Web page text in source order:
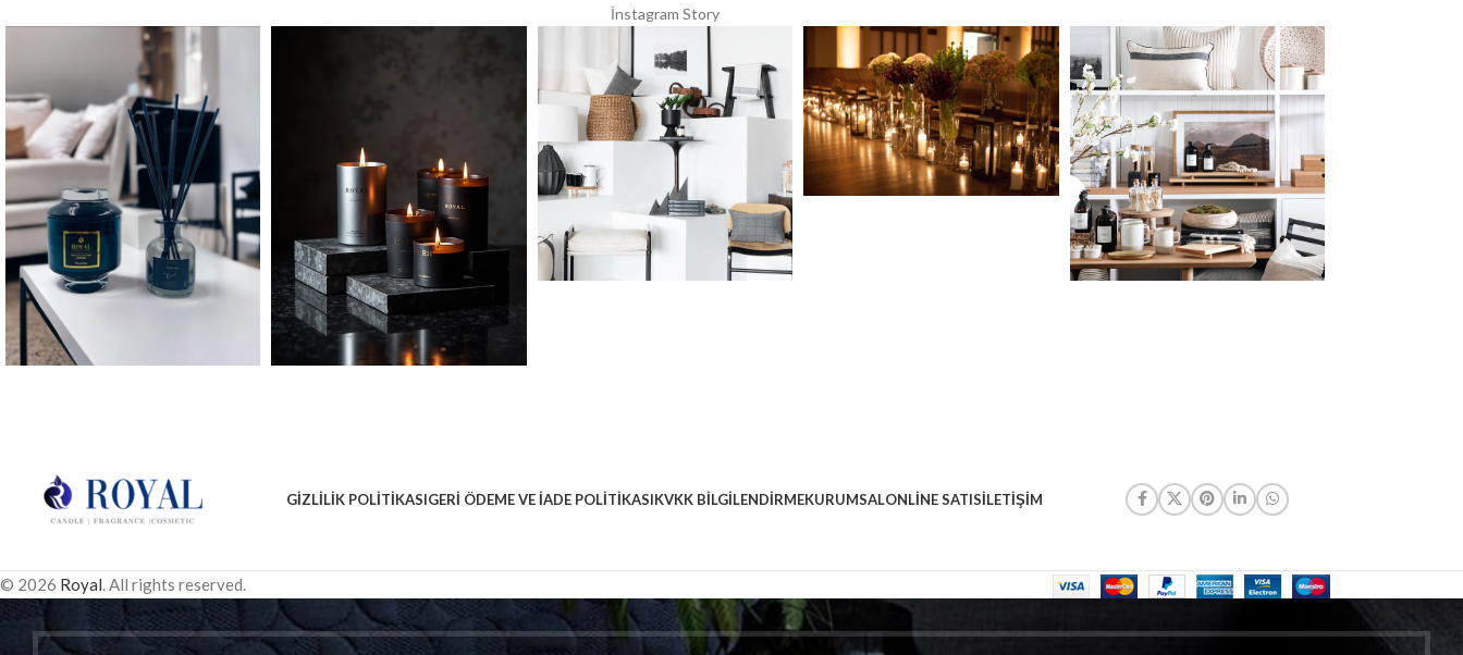
İnstagram Story
GIZLILIK POLITIKASIGERI ÖDEME VE İADE POLITIKASIKVKK BILGILENDIRMEKURUMSALONLINE SATISİLETIŞIM
© 2026 Royal. All rights reserved.